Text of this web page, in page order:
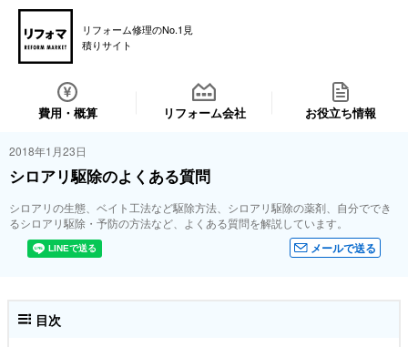
リフォーム修理のNo.1見
積りサイト
費用・概算 リフォーム会社 お役立ち情報
2018年1月23日
シロアリ駆除のよくある質問
シロアリの生態、ベイト工法など駆除方法、シロアリ駆除の薬剤、自分ででき
るシロアリ駆除・予防の方法など、よくある質問を解説しています。
メールで送る
目次